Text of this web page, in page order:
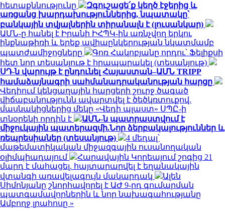
հետաքննությունը
Զգուշացե՛ք կեղծ էջերից և
առցանց խարդախություններից, նպատակը՝
բանկային տվյալներին տիրանալն է (լուսանկար)
ԱՄՆ-ը հանել է Իրանի ԻՀՊԿ-ին առնչվող երկու
ինքնաթիռի և երեք ավիաընկերության նկատմամբ
պատժամիջոցները
Գոռ Հակոբյանը որդու՝ Ֆելիքսի
հետ նոր տեսանյութ է հրապարակել (տեսանյութ)
ՍԴ-ն վարույթ է ընդունել Հայաստան–ԱՄՆ TRIPP
համաձայնագրի սահմանադրականության հարցը
Վեդիում կենցաղային հարցերի շուրջ ծագած
վիճաբանությունն ավարտվել է ծեծկռտուքով.
մասնակիցներից մեկը «Վեդի պլաստ» ՍՊԸ-ի
տնօրենի որդին է
ԱՄՆ-ն պատրաստվում է
միջուկային պատերազմի.Նոր ձերբակալություններ և
ռեպրեսիաներ (տեսանյութ)
4 մեդալ՝
մաթեմատիկական միջազգային ուսանողական
օլիմպիադայում
Հարավային Կորեայում շոգից 21
մարդ է մահացել. հայտարարվել է եղանակային
վտանգի առավելագույն մակարդակ
Ալեն
Սիմոնյանը շնորհավորել է ԱԺ 9-րդ գումարման
պատգամավորներին և նոր նախագահությանը
Ամբողջ լրահոսը »